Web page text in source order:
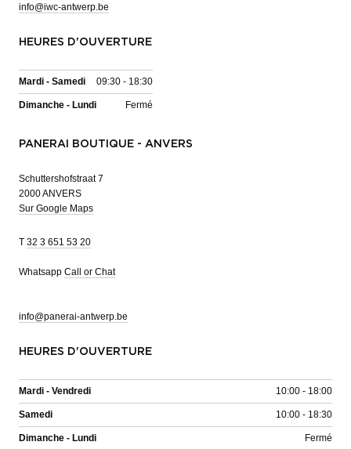
info@iwc-antwerp.be
HEURES D'OUVERTURE
Mardi - Samedi 09:30 - 18:30
Dimanche - Lundi Fermé
PANERAI BOUTIQUE - ANVERS
Schuttershofstraat 7
2000 ANVERS
Sur Google Maps
T 32 3 651 53 20
Whatsapp Call or Chat
info@panerai-antwerp.be
HEURES D'OUVERTURE
Mardi - Vendredi 10:00 - 18:00
Samedi 10:00 - 18:30
Dimanche - Lundi Fermé